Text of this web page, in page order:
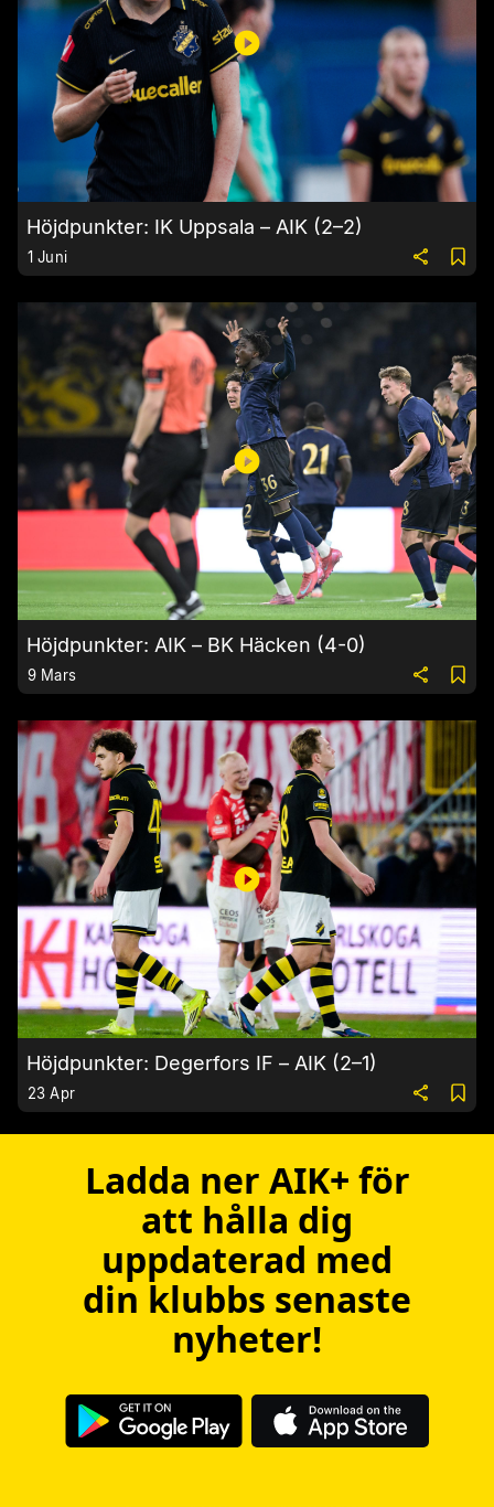
Höjdpunkter: IK Uppsala – AIK (2–2)
1 Juni
Höjdpunkter: AIK – BK Häcken (4-0)
9 Mars
Höjdpunkter: Degerfors IF – AIK (2–1)
23 Apr
Ladda ner AIK+ för
att hålla dig
uppdaterad med
din klubbs senaste
nyheter!